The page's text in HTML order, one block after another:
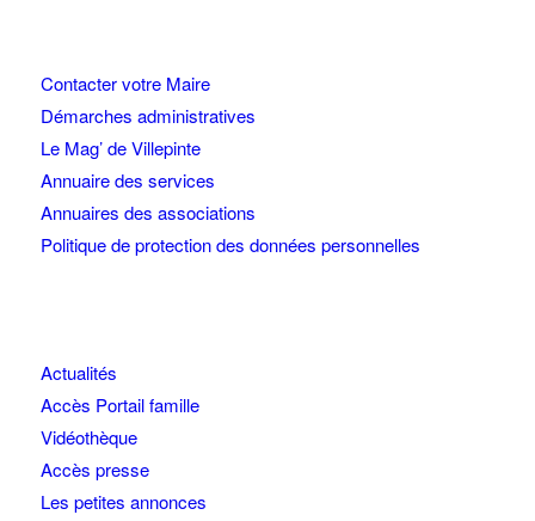
Contacter votre Maire
Démarches administratives
Le Mag’ de Villepinte
Annuaire des services
Annuaires des associations
Politique de protection des données personnelles
Actualités
Accès Portail famille
Vidéothèque
Accès presse
Les petites annonces